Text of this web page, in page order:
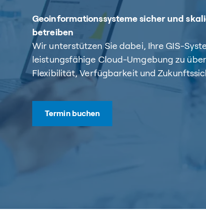
Geoinformationssysteme sicher und
betreiben
Wir unterstützen Sie dabei, Ihre GIS-
leistungsfähige Cloud-Umgebung zu
Flexibilität, Verfügbarkeit und
Termin buchen